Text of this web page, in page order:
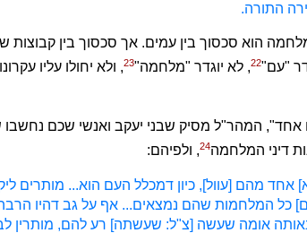
התורה.
הוא סכסוך בין עמים. אך סכסוך בין קבוצות
"עם"22, לא יוגדר "מלחמה"23, ולא יחולו עליו
אחד", המהר"ל מסיק שבני יעקב ואנשי שכם נחשבו
דיני המלחמה24, ולפיהם:
מהם [עוול], כיון דמכלל העם הוא... מותרים
כל המלחמות שהם נמצאים... אף על גב דהיו
באותה אומה שעשה [צ"ל: שעשתה] רע להם, מותרין